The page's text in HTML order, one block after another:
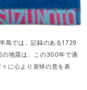
島では、記録のある1729
の地震は、この300年で過
に心より哀悼の意を表